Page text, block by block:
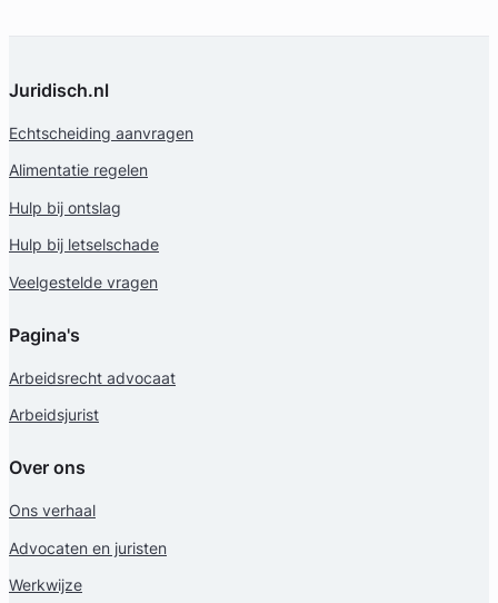
Juridisch.nl
Echtscheiding aanvragen
Alimentatie regelen
Hulp bij ontslag
Hulp bij letselschade
Veelgestelde vragen
Pagina's
Arbeidsrecht advocaat
Arbeidsjurist
Over ons
Ons verhaal
Advocaten en juristen
Werkwijze